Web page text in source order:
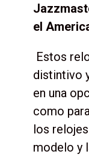
el
Estos
distintivo
en una
como
los
modelo y